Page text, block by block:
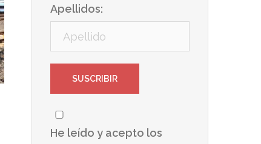
Apellidos:
He leído y acepto los